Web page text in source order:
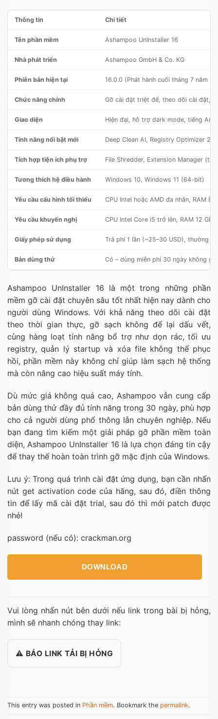
Thông tin Chi tiết
Tên phần mềm Ashampoo UnInstaller 16
Nhà phát triển Ashampoo GmbH & Co. KG
Phiên bản hiện tại 16.0.0 (Phát hành cuối tháng 7 năm
Chức năng chính Gỡ cài đặt triệt để, theo dõi cài đặt,
Giao diện Hiện đại, hỗ trợ dark mode, tiếng
Tính năng nổi bật mới Deep Clean AI, Registry Optimizer 2,
Tích hợp tiện ích phụ trợ File Shredder, Extension Manager
Tương thích hệ điều hành Windows 10, Windows 11 (64-bit)
Yêu cầu cấu hình tối thiểu CPU Intel hoặc AMD đa nhân, RAM
Yêu cầu khuyến nghị CPU Intel Core i5 trở lên, RAM 12 GB,
Giấy phép sử dụng Trả phí 1 lần (~25–30 USD), thường
Bản dùng thử Có – dùng miễn phí 30 ngày không
Ashampoo UnInstaller 16 là một trong những phần
mềm gỡ cài đặt chuyên sâu tốt nhất hiện nay dành cho
người dùng Windows. Với khả năng theo dõi cài đặt
theo thời gian thực, gỡ sạch không để lại dấu vết,
cùng hàng loạt tính năng bổ trợ như dọn rác, tối ưu
registry, quản lý startup và xóa file không thể phục
hồi, phần mềm này không chỉ giúp làm sạch hệ thống
mà còn nâng cao hiệu suất máy tính.
Dù mức giá không quá cao, Ashampoo vẫn cung cấp
bản dùng thử đầy đủ tính năng trong 30 ngày, phù hợp
cho cả người dùng phổ thông lẫn chuyên nghiệp. Nếu
bạn đang tìm kiếm một giải pháp gỡ phần mềm toàn
diện, Ashampoo UnInstaller 16 là lựa chọn đáng tin cậy
để thay thế hoàn toàn trình gỡ mặc định của Windows.
Lưu ý: Trong quá trình cài đặt ứng dụng, bạn cần nhấn
nút get activation code của hãng, sau đó, điền thông
tin để lấy mã cài đặt trial, sau đó thì mới patch được
nhé!
password (nếu có): crackman.org
DOWNLOAD
Vui lòng nhấn nút bên dưới nếu link trong bài bị hỏng,
mình sẽ nhanh chóng thay link:
⚠️ BÁO LINK TẢI BỊ HỎNG
This entry was posted in Phần mềm. Bookmark the permalink.